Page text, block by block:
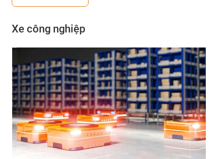
Xe công nghiệp